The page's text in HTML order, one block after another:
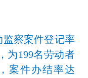
察案件登记率
为199名劳动者
案件办结率达